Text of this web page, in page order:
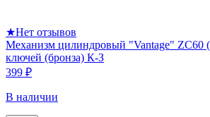
★Нет отзывов
Механизм цилиндровый "Vantage" ZC60
ключей (бронза) К-З
399 ₽
В наличии